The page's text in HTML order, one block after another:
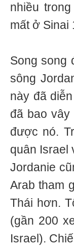
nhiều
mất ở Sinai
Song song
sông
này đã
đã bao vây
được nó.
quân Israel
Jordanie
Arab tham
Thái hơn.
(gần 200
Israel).